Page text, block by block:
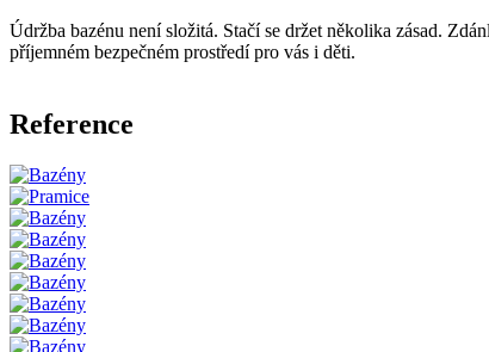
Údržba bazénu není složitá. Stačí se držet několika zásad.
příjemném bezpečném prostředí pro vás i děti.
Reference